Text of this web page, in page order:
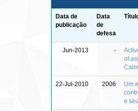
Data de
publicação
Data
de
defesa
Jun-2013 -
of
22-Jul-2010 2006
Um
e